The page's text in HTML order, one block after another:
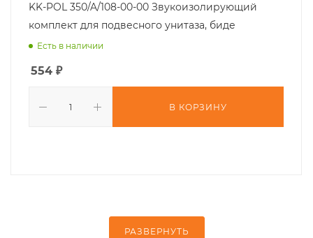
KK-POL 350/A/108-00-00 Звукоизолирующий
комплект для подвесного унитаза, биде
Есть в наличии
554 ₽
В КОРЗИНУ
РАЗВЕРНУТЬ